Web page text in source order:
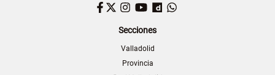
Facebook
TwitterInstagram
YouTubeDailymotion
Secciones
Valladolid
Provincia